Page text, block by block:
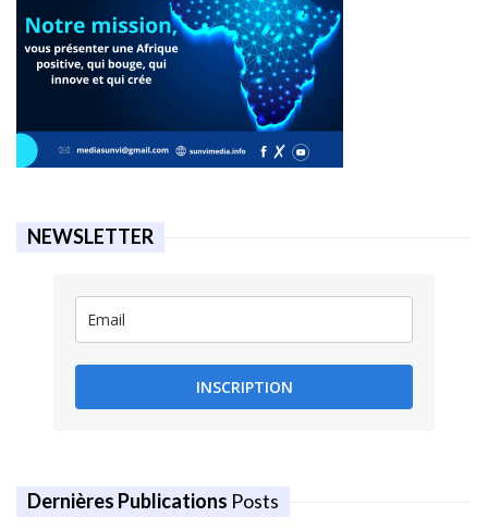
NEWSLETTER
INSCRIPTION
Dernières Publications Posts